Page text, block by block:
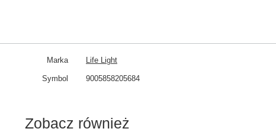
Marka Life Light
Symbol 9005858205684
Zobacz również